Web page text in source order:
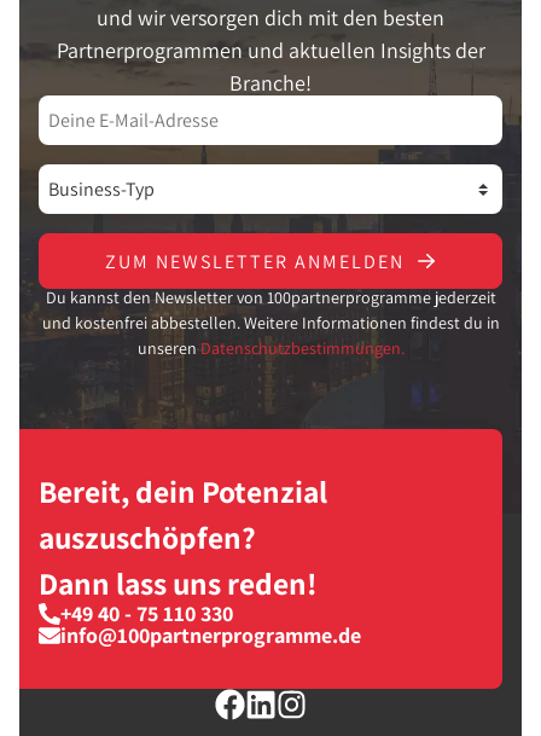
und wir versorgen dich mit den besten
Partnerprogrammen und aktuellen Insights der
Branche!
ZUM NEWSLETTER ANMELDEN
Du kannst den Newsletter von 100partnerprogramme jederzeit
und kostenfrei abbestellen. Weitere Informationen findest du in
unseren Datenschutzbestimmungen.
Bereit, dein Potenzial
auszuschöpfen?
Dann lass uns reden!
+49 40 - 75 110 330
info@100partnerprogramme.de